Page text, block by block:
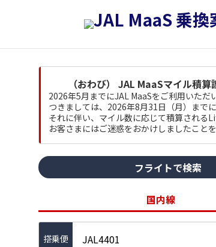
（おわび） JAL MaaSマイル積
2026年5月までにJAL MaaSをご利用いただ
つきましては、2026年8月31日（月）まで
それに伴い、マイル数に応じて積算される
お客さまにはご迷惑をおかけしましたこと
フライトで検索
国内線
JAL4401